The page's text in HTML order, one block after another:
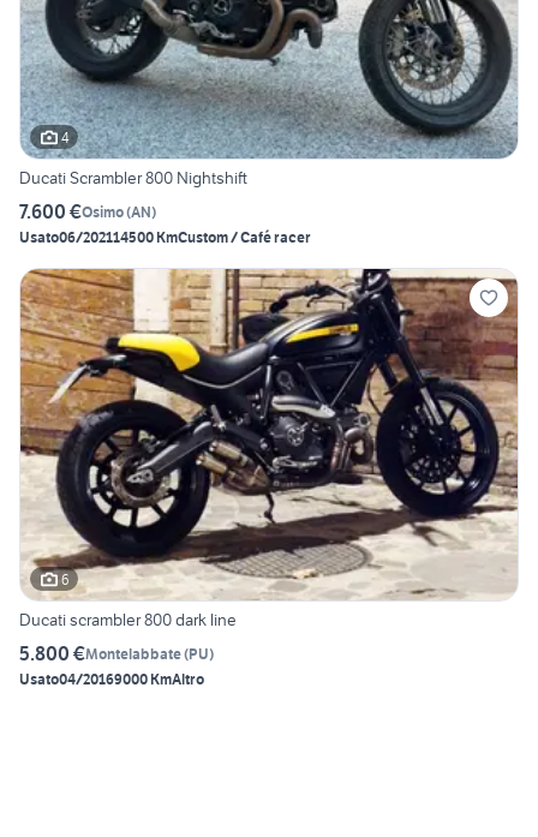
4
Ducati Scrambler 800 Nightshift
7.600 €Osimo(AN)
Usato06/202114500 KmCustom / Café racer
6
Ducati scrambler 800 dark line
5.800 €Montelabbate(PU)
Usato04/20169000 KmAltro